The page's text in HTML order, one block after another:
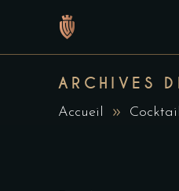
ARCHIVES
Accueil Cocktail